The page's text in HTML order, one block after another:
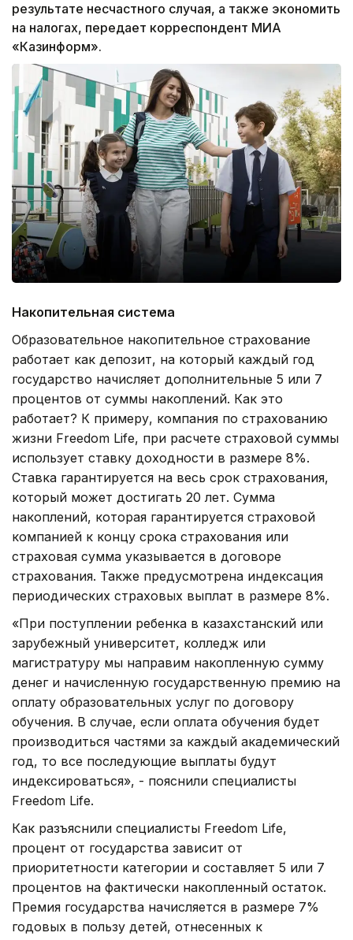
результате несчастного случая, а также экономить
на налогах, передает корреспондент МИА
«Казинформ».
Накопительная система
Образовательное накопительное страхование
работает как депозит, на который каждый год
государство начисляет дополнительные 5 или 7
процентов от суммы накоплений. Как это
работает? К примеру, компания по страхованию
жизни Freedom Life, при расчете страховой суммы
использует ставку доходности в размере 8%.
Ставка гарантируется на весь срок страхования,
который может достигать 20 лет. Сумма
накоплений, которая гарантируется страховой
компанией к концу срока страхования или
страховая сумма указывается в договоре
страхования. Также предусмотрена индексация
периодических страховых выплат в размере 8%.
«При поступлении ребенка в казахстанский или
зарубежный университет, колледж или
магистратуру мы направим накопленную сумму
денег и начисленную государственную премию на
оплату образовательных услуг по договору
обучения. В случае, если оплата обучения будет
производиться частями за каждый академический
год, то все последующие выплаты будут
индексироваться», - пояснили специалисты
Freedom Life.
Как разъяснили специалисты Freedom Life,
процент от государства зависит от
приоритетности категории и составляет 5 или 7
процентов на фактически накопленный остаток.
Премия государства начисляется в размере 7%
годовых в пользу детей, отнесенных к